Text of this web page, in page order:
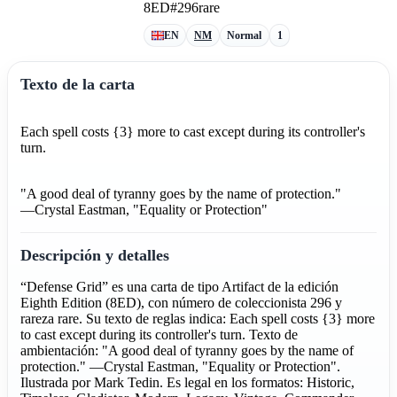
8ED#296rare
EN NM Normal 1
Texto de la carta
Each spell costs {3} more to cast except during its controller's
turn.
"A good deal of tyranny goes by the name of protection."
—Crystal Eastman, "Equality or Protection"
Descripción y detalles
“Defense Grid” es una carta de tipo Artifact de la edición
Eighth Edition (8ED), con número de coleccionista 296 y
rareza rare. Su texto de reglas indica: Each spell costs {3} more
to cast except during its controller's turn. Texto de
ambientación: "A good deal of tyranny goes by the name of
protection." —Crystal Eastman, "Equality or Protection".
Ilustrada por Mark Tedin. Es legal en los formatos: Historic,